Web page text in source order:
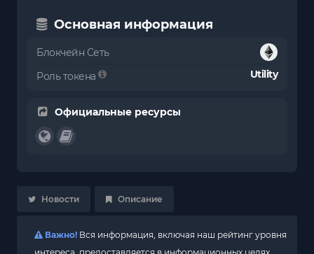
Основная информация
Блокчейн Сеть
Роль токена
Utility
Официальные ресурсы
Новости Описание
Важно! Вся информация, включая наш рейтинг уровня